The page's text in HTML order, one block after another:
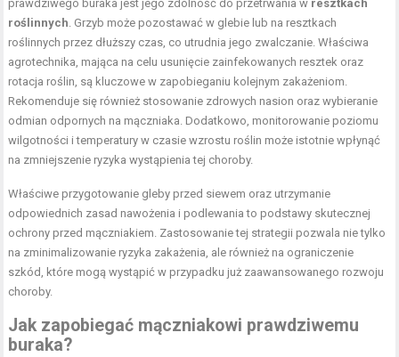
prawdziwego buraka jest jego zdolność do przetrwania w resztkach
roślinnych. Grzyb może pozostawać w glebie lub na resztkach
roślinnych przez dłuższy czas, co utrudnia jego zwalczanie. Właściwa
agrotechnika, mająca na celu usunięcie zainfekowanych resztek oraz
rotacja roślin, są kluczowe w zapobieganiu kolejnym zakażeniom.
Rekomenduje się również stosowanie zdrowych nasion oraz wybieranie
odmian odpornych na mączniaka. Dodatkowo, monitorowanie poziomu
wilgotności i temperatury w czasie wzrostu roślin może istotnie wpłynąć
na zmniejszenie ryzyka wystąpienia tej choroby.
Właściwe przygotowanie gleby przed siewem oraz utrzymanie
odpowiednich zasad nawożenia i podlewania to podstawy skutecznej
ochrony przed mączniakiem. Zastosowanie tej strategii pozwala nie tylko
na zminimalizowanie ryzyka zakażenia, ale również na ograniczenie
szkód, które mogą wystąpić w przypadku już zaawansowanego rozwoju
choroby.
Jak zapobiegać mączniakowi prawdziwemu
buraka?